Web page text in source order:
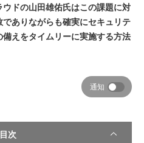
ドの山田雄佑氏はこの課題に対
ありながらも確実にセキュリテ
えをタイムリーに実施する方法
通知
目次